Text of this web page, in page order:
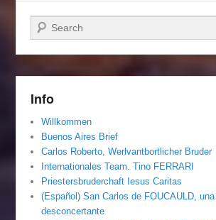
Suchen
Info
Willkommen
Buenos Aires Brief
Carlos Roberto, Werlvantbortlicher Bruder
Internationales Team. Tino FERRARI
Priestersbruderchaft Iesus Caritas
(Español) San Carlos de FOUCAULD,
desconcertante